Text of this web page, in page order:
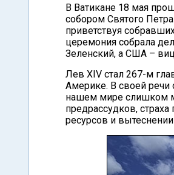
В Ватикане 18 мая
собором Святого
приветствуя
церемония собрала
Зеленский, а США –
Лев XIV стал 267-м
Америке. В своей речи
нашем мире слишком
предрассудков,
ресурсов и